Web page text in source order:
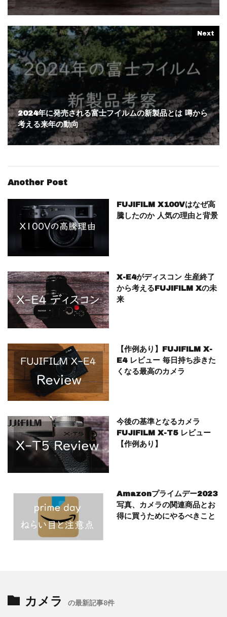
Next
2024年に発売される富士フイルムの新製品とは 噂から
考える来年の動向
Another Post
FUJIFILM X100Vはなぜ高
騰したのか 人気の理由と背景
X-E4がディスコン 生産終了
から考えるFUJIFILM Xの未
来
【作例あり】FUJIFILM X-
E4 レビュー 毎日持ち歩きた
くなる最高のカメラ
今後の基準となるカメラ
FUJIFILM X-T5 レビュー
【作例あり】
Amazonプライムデー2023
写真、カメラの関連商品とお
得に買うためにやるべきこと
カメラ の最新記事8件